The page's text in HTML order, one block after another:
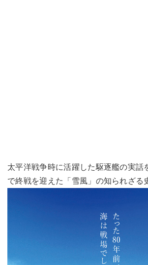
太平洋戦争時に活躍した駆逐艦の実話
で終戦を迎えた「雪風」の知られざる